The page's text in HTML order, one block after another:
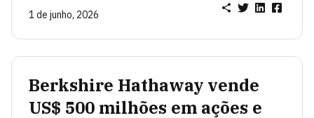
1 de junho, 2026
Berkshire Hathaway vende
US$ 500 milhões em ações e